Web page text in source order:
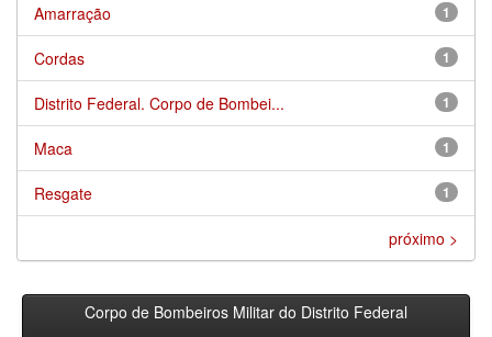
1
Amarração
1
Cordas
1
Distrito Federal. Corpo de Bombei...
1
Maca
1
Resgate
próximo >
Corpo de Bombeiros Militar do Distrito Federal